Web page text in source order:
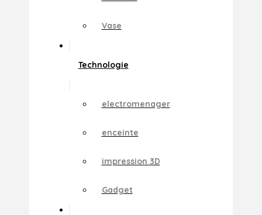
Vase
Technologie
electromenager
enceinte
impression 3D
Gadget